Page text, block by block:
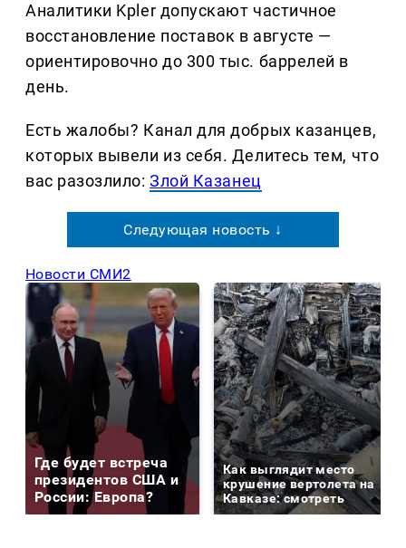
Аналитики Kpler допускают частичное
восстановление поставок в августе —
ориентировочно до 300 тыс. баррелей в
день.
Есть жалобы? Канал для добрых казанцев,
которых вывели из себя. Делитеcь тем, что
вас разозлило:Злой Казанец
Следующая новость ↓
Новости СМИ2
Где будет встреча
президентов США и
России: Европа?
Как выглядит место
крушение вертолета на
Кавказе: смотреть